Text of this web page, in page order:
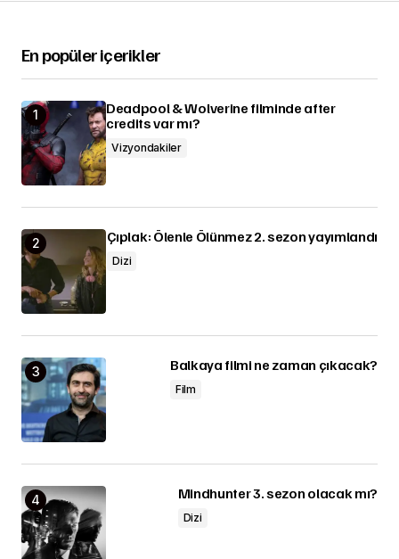
En popüler içerikler
Deadpool & Wolverine filminde after
credits var mı?
Vizyondakiler
Çıplak: Ölenle Ölünmez 2. sezon yayımlandı
Dizi
Balkaya filmi ne zaman çıkacak?
Film
Mindhunter 3. sezon olacak mı?
Dizi